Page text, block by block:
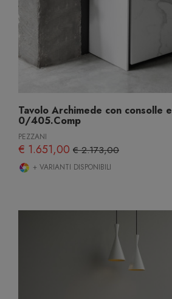
Tavolo Archimede con consolle
0/405.Comp
PEZZANI
€ 1.651,00 € 2.173,00
+ VARIANTI DISPONIBILI